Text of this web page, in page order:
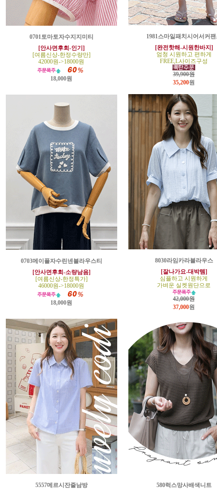
0701토마토자수지지미티
[안사면후회-인기]
[여름신상-한정수량만]
42000원->18000원
18,000원
1981스마일패치시어서커팬
[완전핫해-시원한바지]
엄청 시원하고 편하게
FREE,L사이즈구성
39,900원
35,200원
0703메이플자수린넨블라우스티
[안사면후회-소량남음]
[여름신상-한정특가]
46000원->18000원
18,000원
8030라임카라블라우스
[잘나가요-대박템]
심플하고 시원하게
가벼운 실켓원단으로
42,000원
37,000원
5557메르시잔줄남방
580럭스망사배색니트